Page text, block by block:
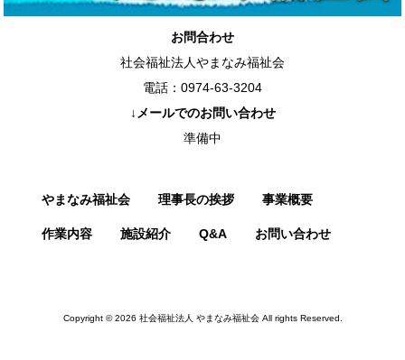
お問合わせ
社会福祉法人やまなみ福祉会
電話：0974-63-3204
↓メールでのお問い合わせ
準備中
やまなみ福祉会 理事長の挨拶 事業概要
作業内容 施設紹介 Q&A お問い合わせ
Copyright © 2026 社会福祉法人 やまなみ福祉会 All rights Reserved.